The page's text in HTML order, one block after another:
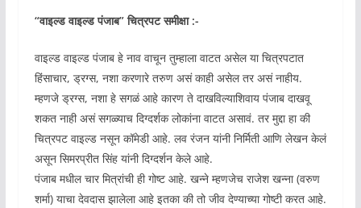
“वाइल्ड वाइल्ड पंजाब” चित्रपट समीक्षा :-
वाइल्ड वाइल्ड पंजाब हे नाव वाचून तुम्हाला वाटत असेल या चित्रपटात
हिंसाचार, ड्रग्स, नशा करणारे तरुण असं काही असेल तर असं नाहीय.
म्हणजे ड्रग्स, नशा हे सगळं आहे कारण ते दाखविल्याशिवाय पंजाब दाखवू
शकत नाही असं सगळ्याच दिग्दर्शक लोकांना वाटत असावं. तर मुद्दा हा की
चित्रपट वाइल्ड नसून कॉमेडी आहे. लव रंजन यांनी निर्मिती आणि लेखन केलं
असून सिमरप्रीत सिंह यांनी दिग्दर्शन केले आहे.
पंजाब मधील चार मित्रांची ही गोष्ट आहे. खन्ने म्हणजेच राजेश खन्ना (वरुण
शर्मा) याचा देवदास झालेला आहे इतका की तो जीव देण्याच्या गोष्टी करत आहे.